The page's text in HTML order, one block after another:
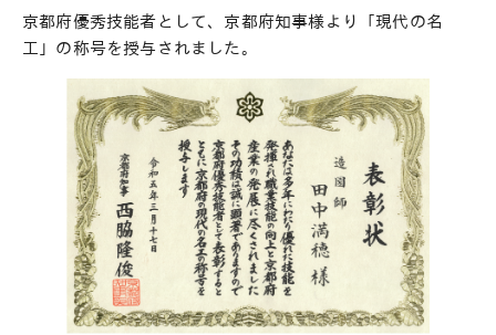
京都府優秀技能者として、京都府知事様より「現代の名
工」の称号を授与されました。